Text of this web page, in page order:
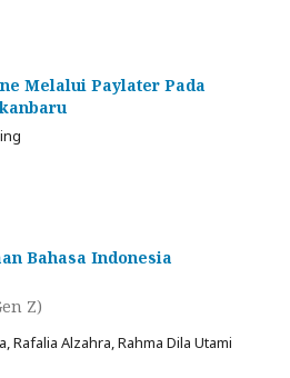
Melalui Paylater Pada
Bahasa Indonesia
Z)
Rafalia Alzahra, Rahma Dila Utami